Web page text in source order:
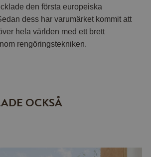
den första europeiska
dess har varumärket kommit att
hela världen med ett brett
rengöringstekniken.
OCKSÅ